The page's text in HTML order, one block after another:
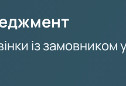
із замовником